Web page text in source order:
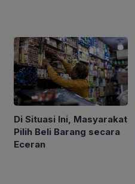
Di Situasi Ini, Masyarakat
Pilih Beli Barang secara
Eceran